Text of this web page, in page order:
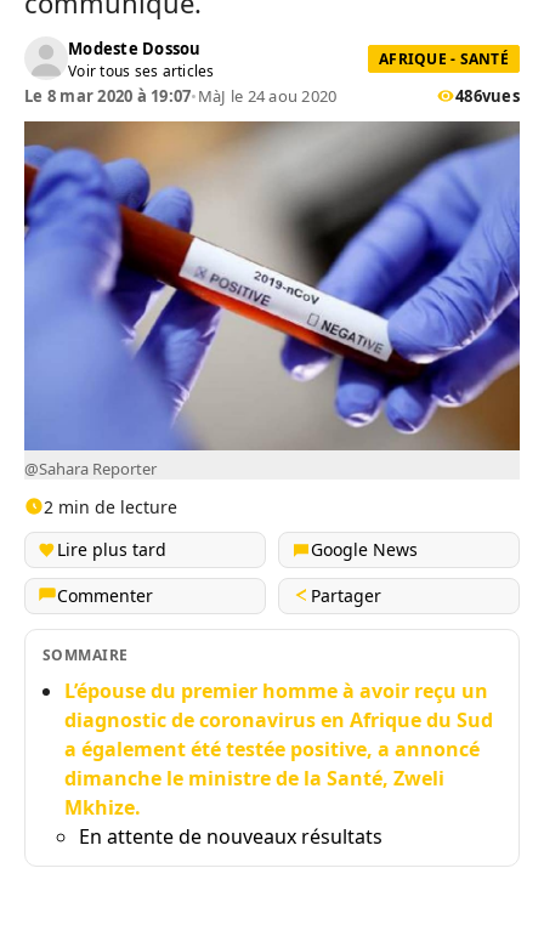
Modeste Dossou
Voir tous ses articles
AFRIQUE - SANTÉ
Le 8 mar 2020 à 19:07•MàJ le 24 aou 2020 486vues
@Sahara Reporter
2 min de lecture
Lire plus tard
Google News
Commenter
Partager
SOMMAIRE
L’épouse du premier homme à avoir reçu un
diagnostic de coronavirus en Afrique du Sud
a également été testée positive, a annoncé
dimanche le ministre de la Santé, Zweli
Mkhize.
En attente de nouveaux résultats